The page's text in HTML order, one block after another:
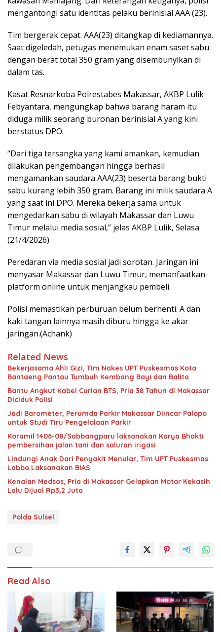
mengantongi satu identitas pelaku berinisial AAA (23).
Tim bergerak cepat. AAA(23) ditangkap di kediamannya.
Saat digeledah, petugas menemukan enam saset sabu
dengan berat total 350 gram yang disembunyikan di
dalam tas.
Kasat Resnarkoba Polrestabes Makassar, AKBP Lulik
Febyantara, mengungkap bahwa barang haram itu
diduga milik seorang buronan berinisial A yang kini
berstatus DPO.
“Dari tiga tersangka yang kami amankan, kemudian
dilakukan pengembangan hingga berhasil
mengamankan saudara AAA(23) beserta barang bukti
sabu kurang lebih 350 gram. Barang ini milik saudara A
yang saat ini DPO. Mereka bekerja sama untuk
mengedarkan sabu di wilayah Makassar dan Luwu
Timur melalui media sosial,” jelas AKBP Lulik, Selasa
(21/4/2026).
Peredaran via media sosial jadi sorotan. Jaringan ini
menyasar Makassar dan Luwu Timur, memanfaatkan
platform online untuk menjangkau pembeli.
Polisi memastikan perburuan belum berhenti. A dan
kaki tangan lainnya masih diburu hingga ke akar
jaringan.(Achank)
Related News
Bekerjasama Ahli Gizi, Tim Nakes UPT Puskesmas Kota
Bantaeng Pantau Tumbuh Kembang Bayi dan Balita
Bantu Angkut Kabel Curian BTS, Pria 38 Tahun di Makassar
Diciduk Polisi
Jadi Barometer, Perumda Parkir Makassar Diincar Palopo
untuk Studi Tiru Pengelolaan Parkir
Koramil 1406-08/Sabbangparu laksanakan Karya Bhakti
pembersihan jalan tani dan saluran irigasi
Lindungi Anak Dari Penyakit Menular, Tim UPT Puskesmas
Labbo Laksanakan BIAS
Kenalan Medsos, Pria di Makassar Gelapkan Motor Kekasih
Lalu Dijual Rp3,2 Juta
Polda Sulsel
Read Also